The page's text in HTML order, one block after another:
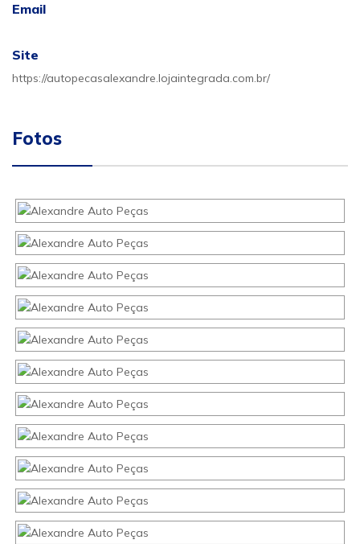
Email
Site
https://autopecasalexandre.lojaintegrada.com.br/
Fotos